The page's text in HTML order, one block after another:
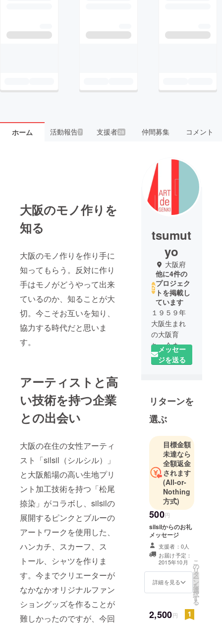
ホーム 活動報告7 支援者 28 仲間募集 コメント
大阪のモノ作りを
知る
大阪のモノ作りを作り手に
知ってもらう。反対に作り
手はモノがどうやって出来
ているのか、知ることが大
切。今こそお互いを知り、
協力する時代だと思いま
す。
アーティストと高
い技術を持つ企業
との出会い
大阪の在住の女性アーティ
スト「silsil（シルシル）」
と大阪船場の高い生地プリ
ント加工技術を持つ「松尾
捺染」がコラボし、silsilの
展開するピンクとブルーの
アートワークを使用した、
ハンカチ、スカーフ、ス
トール、シャツを作りま
す。今までクリエーターが
なかなかオリジナルファン
ショングッズを作ることが
難しかったのですが、今回
tsumut
yo
大阪府
他に4件の
プロジェク
トを掲載し
ています
１９５９年
大阪生まれ
の大阪育
ち。今まで
大阪以外に
住んだこと
周りの人よ
好奇心が旺
でもやって
みたいとい
う性格。大
阪の人と企
業をもっと
元気にした
い。そし
て、ありが
とうって
言って、あ
りがとうっ
て言われ
る、Ｗｉｎ
Ｗｉｎの関
係をもっと
広げていき
たい。
メッセー
ジを送る
リターンを
選ぶ
目標金額
未達なら
全額返金
されます
(All-or-
Nothing
方式)
500円
silsilからのお礼
メッセージ
支援者：0人
お届け予定：
2015年10月
詳細を見る
こ
の
リ
タ
ー
ン
を
選
択
す
る
2,500円